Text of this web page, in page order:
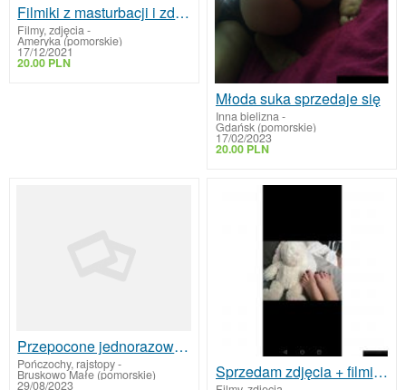
Filmiki z masturbacji i zdjęcia
Filmy, zdjęcia -
Ameryka (pomorskie)
17/12/2021
20.00 PLN
Młoda suka sprzedaje się
Inna bielizna-
Gdańsk (pomorskie)
17/02/2023
20.00 PLN
Przepocone jednorazowe skarpetki
Pończochy, rajstopy-
Bruskowo Małe (pomorskie)
29/08/2023
Sprzedam zdjęcia + filmik stópek :3